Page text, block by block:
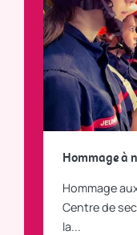
Hommage à
Hommage
Centre de
la...